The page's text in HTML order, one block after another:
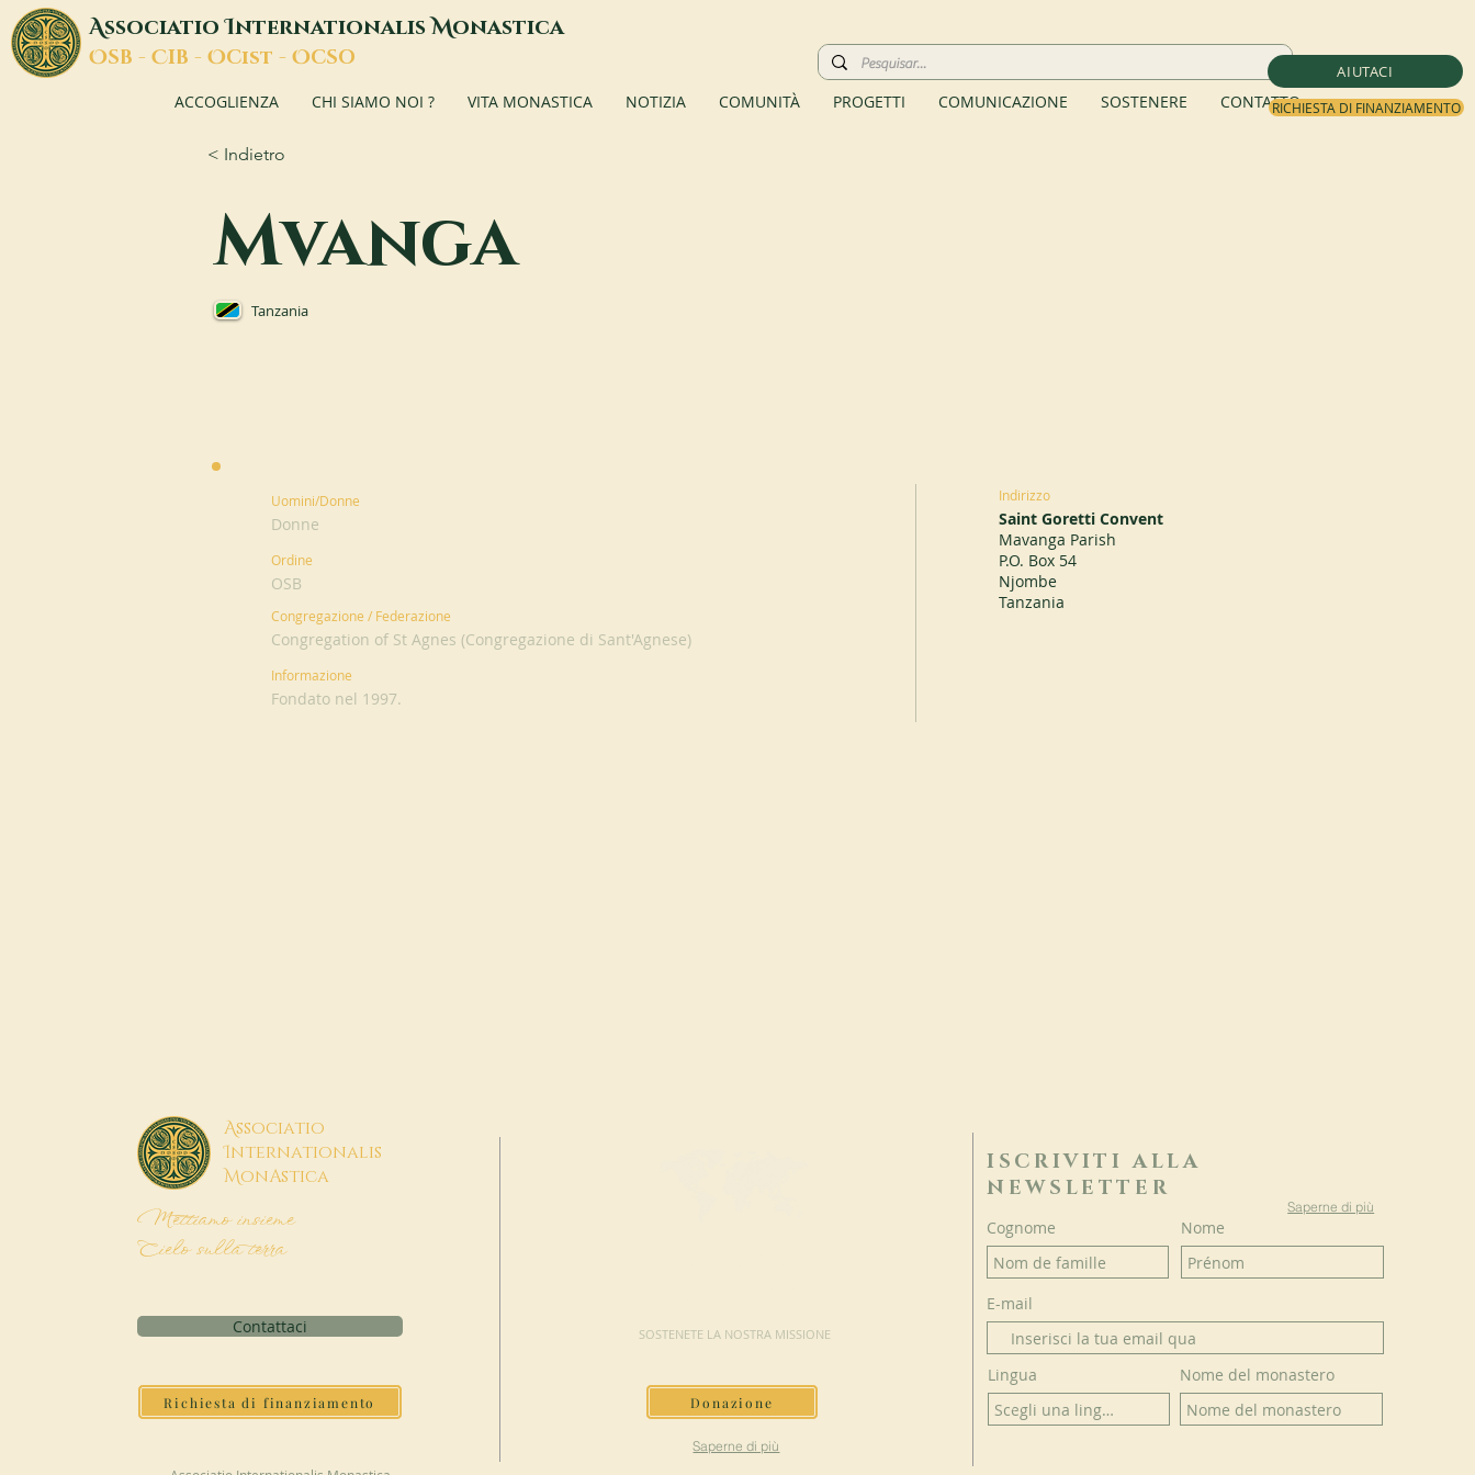
AIUTACI
RICHIESTA DI FINANZIAMENTO
AssociatioInternationalisMonastica
OSB - CIB - OCist - OCSO
ACCOGLIENZA CHI SIAMO NOI ? VITA MONASTICA NOTIZIA COMUNITÀ PROGETTI COMUNICAZIONE SOSTENERE CONTATTO
< Indietro
Mvanga
Tanzania
Uomini/Donne
Donne
Ordine
OSB
Congregazione / Federazione
Congregation of St Agnes (Congregazione di Sant'Agnese)
Informazione
Fondato nel 1997.
Indirizzo
Saint Goretti Convent
Mavanga Parish
P.O. Box 54
Njombe
Tanzania
Associatio
Internationalis
MonAstica
Mettiamo insieme
Cielo sulla terra
Contattaci
Richiesta di finanziamento
SOSTENETE LA NOSTRA MISSIONE
Donazione
Saperne di più
ISCRIVITI ALLA
NEWSLETTER
Saperne di più
Cognome Nome
E-mail
Lingua Nome del monastero